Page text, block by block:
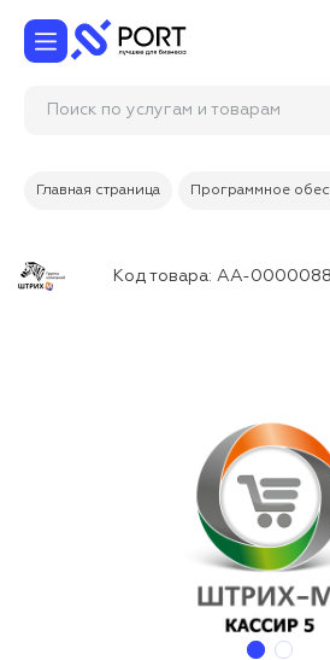
Поиск по услугам и товарам
Главная страница Программное
Код товара: АА-